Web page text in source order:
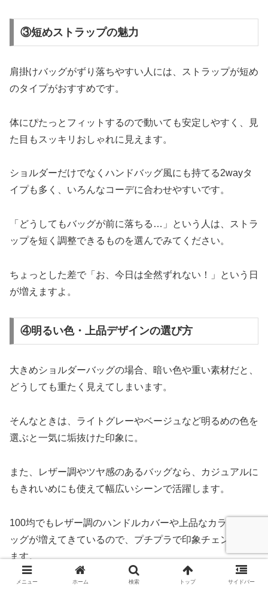
③短めストラップの魅力
肩掛けバッグがずり落ちやすい人には、ストラップが短め
のタイプがおすすめです。
体にぴたっとフィットするので動いても安定しやすく、見
た目もスッキリおしゃれに見えます。
ショルダーだけでなくハンドバッグ風にも持てる2wayタ
イプも多く、いろんなコーデに合わせやすいです。
「どうしてもバッグが前に落ちる…」という人は、ストラ
ップを短く調整できるものを選んでみてください。
ちょっとした差で「お、今日は全然ずれない！」という日
が増えますよ。
④明るい色・上品デザインの選び方
大きめショルダーバッグの場合、暗い色や重い素材だと、
どうしても重たく見えてしまいます。
そんなときは、ライトグレーやベージュなど明るめの色を
選ぶと一気に垢抜けた印象に。
また、レザー調やツヤ感のあるバッグなら、カジュアルに
もきれいめにも使えて幅広いシーンで活躍します。
100均でもレザー調のハンドルカバーや上品なカラーのバ
ッグが増えてきているので、プチプラで印象チェンジでき
ます。
メニュー ホーム 検索 トップ サイドバー